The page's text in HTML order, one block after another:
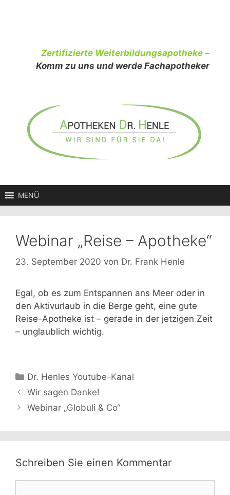
Zertifizierte Weiterbildungsapotheke –
Komm zu uns und werde Fachapotheker
MENÜ
Webinar „Reise – Apotheke“
23. September 2020 von Dr. Frank Henle
Egal, ob es zum Entspannen ans Meer oder in
den Aktivurlaub in die Berge geht, eine gute
Reise-Apotheke ist – gerade in der jetzigen Zeit
– unglaublich wichtig.
Kategorien
Dr. Henles Youtube-Kanal
Wir sagen Danke!
Webinar „Globuli & Co“
Schreiben Sie einen Kommentar